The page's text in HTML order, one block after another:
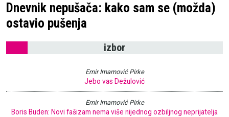
Dnevnik nepušača: kako sam se (možda)
ostavio pušenja
izbor
Emir Imamović Pirke
Jebo vas Dežulović
Emir Imamović Pirke
Boris Buden: Novi fašizam nema više nijednog ozbiljnog neprijatelja